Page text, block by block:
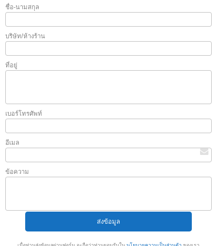
ชื่อ-นามสกุล
บริษัท/ห้างร้าน
ที่อยู่
เบอร์โทรศัพท์
อีเมล
ข้อความ